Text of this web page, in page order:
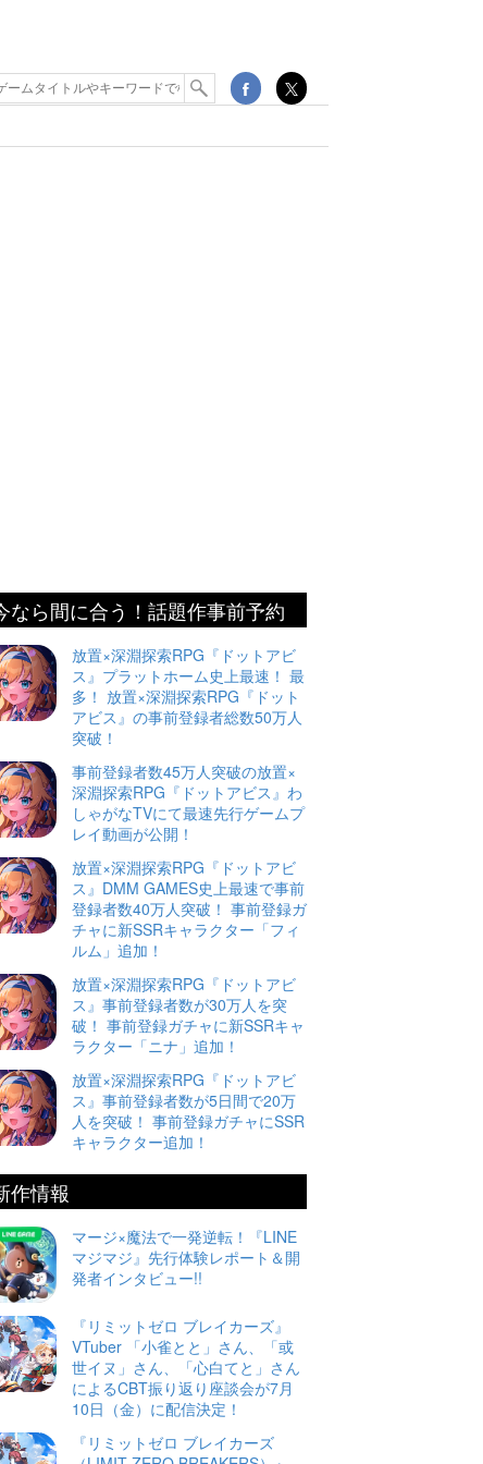
なら間に合う！話題作事前予約
放置×深淵探索RPG『ドットアビ
ス』プラットホーム史上最速！ 最
多！ 放置×深淵探索RPG『ドット
アビス』の事前登録者総数50万人
突破！
事前登録者数45万人突破の放置×
深淵探索RPG『ドットアビス』わ
しゃがなTVにて最速先行ゲームプ
レイ動画が公開！
放置×深淵探索RPG『ドットアビ
ス』DMM GAMES史上最速で事前
登録者数40万人突破！ 事前登録ガ
チャに新SSRキャラクター「フィ
ルム」追加！
放置×深淵探索RPG『ドットアビ
ス』事前登録者数が30万人を突
破！ 事前登録ガチャに新SSRキャ
ラクター「ニナ」追加！
放置×深淵探索RPG『ドットアビ
ス』事前登録者数が5日間で20万
人を突破！ 事前登録ガチャにSSR
キャラクター追加！
作情報
マージ×魔法で一発逆転！『LINE
マジマジ』先行体験レポート＆開
発者インタビュー!!
『リミットゼロ ブレイカーズ』
VTuber 「小雀とと」さん、「或
世イヌ」さん、「心白てと」さん
によるCBT振り返り座談会が7月
10日（金）に配信決定！
『リミットゼロ ブレイカーズ